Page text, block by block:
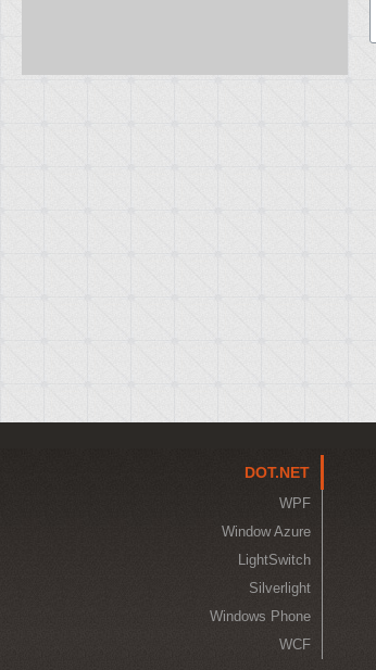
DOT.NET
WPF
Window Azure
LightSwitch
Silverlight
Windows Phone
WCF